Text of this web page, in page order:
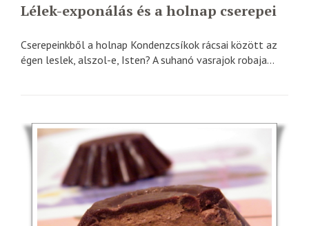
Lélek-exponálás és a holnap cserepei
Cserepeinkből a holnap Kondenzcsíkok rácsai között az
égen leslek, alszol-e, Isten? A suhanó vasrajok robaja...